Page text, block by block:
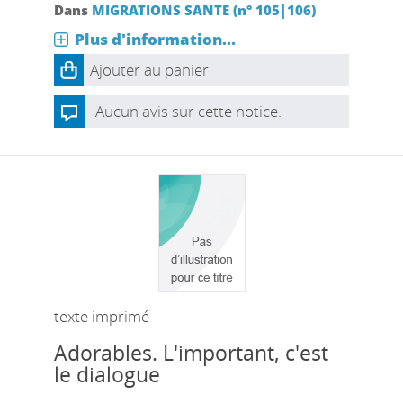
Dans MIGRATIONS SANTE (n° 105|106)
Plus d'information...
Ajouter au panier
Aucun avis sur cette notice.
texte imprimé
Adorables. L'important, c'est
le dialogue